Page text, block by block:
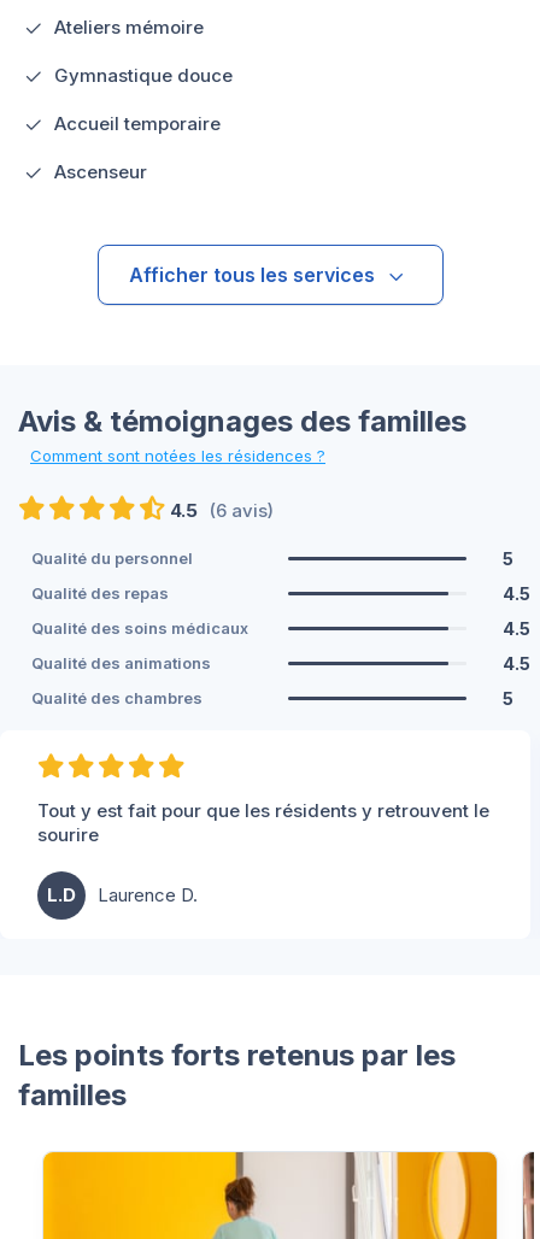
Ateliers mémoire
Gymnastique douce
Accueil temporaire
Ascenseur
Afficher tous les services
Avis & témoignages des familles
Comment sont notées les résidences ?
4.5 (6 avis)
Qualité du personnel 5
Qualité des repas 4.5
Qualité des soins médicaux 4.5
Qualité des animations 4.5
Qualité des chambres 5
Tout y est fait pour que les résidents y retrouvent le
sourire
L.D Laurence D.
Les points forts retenus par les
familles